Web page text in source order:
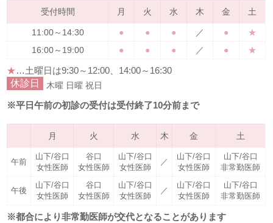
受付時間 月 火 水 木 金 土
11:00～14:30 ● ● ● ／ ●
★
16:00～19:00
● ● ● ／ ● ★
★…土曜日は9:30～12:00、14:00～16:30
休診日
木曜 日曜 祝日
※平日午前の初診の受付は受付終了10分前まで
月 火 水 木 金 土
午前
山下/谷口
女性医師
谷口
女性医師
山下/谷口
女性医師
／
山下/谷口
女性医師
山下/谷口
非常勤医師
午後
山下/谷口
女性医師
谷口
女性医師
山下/谷口
女性医師
／
山下/谷口
女性医師
山下/谷口
非常勤医師
※都合により非常勤医師が交代となることがあります